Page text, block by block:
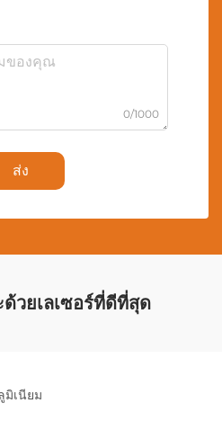
0/1000
ส่ง
วยเลเซอร์ที่ดีที่สุด
มิเนียม